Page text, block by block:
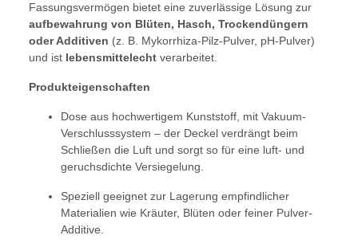
Fassungsvermögen bietet eine zuverlässige Lösung zur
aufbewahrung von Blüten, Hasch, Trockendüngern
oder Additiven (z. B. Mykorrhiza-Pilz-Pulver, pH-Pulver)
und ist lebensmittelecht verarbeitet.
Produkteigenschaften
Dose aus hochwertigem Kunststoff, mit Vakuum-
Verschlusssystem – der Deckel verdrängt beim
Schließen die Luft und sorgt so für eine luft- und
geruchsdichte Versiegelung.
Speziell geeignet zur Lagerung empfindlicher
Materialien wie Kräuter, Blüten oder feiner Pulver-
Additive.